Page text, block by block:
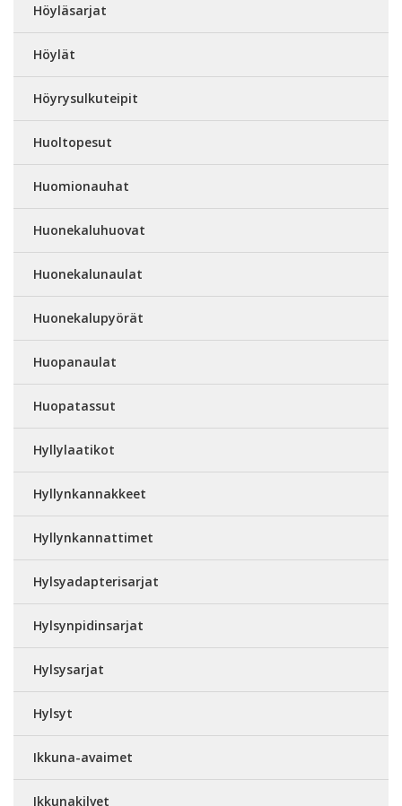
Höyläsarjat
Höylät
Höyrysulkuteipit
Huoltopesut
Huomionauhat
Huonekaluhuovat
Huonekalunaulat
Huonekalupyörät
Huopanaulat
Huopatassut
Hyllylaatikot
Hyllynkannakkeet
Hyllynkannattimet
Hylsyadapterisarjat
Hylsynpidinsarjat
Hylsysarjat
Hylsyt
Ikkuna-avaimet
Ikkunakilvet